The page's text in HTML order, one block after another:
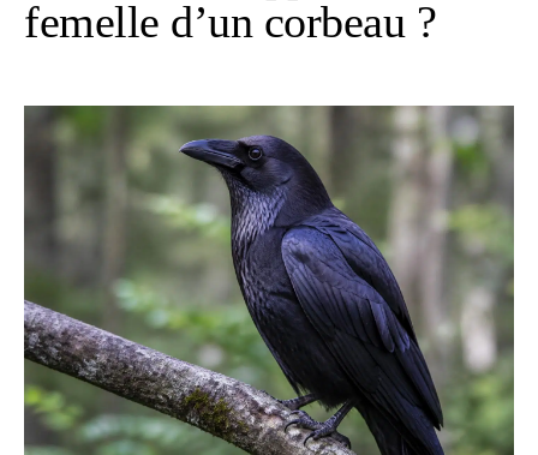
femelle d’un corbeau ?